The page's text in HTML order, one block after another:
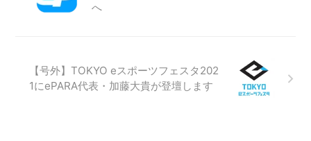
へ
【号外】TOKYO eスポーツフェスタ202
1にePARA代表・加藤大貴が登壇します